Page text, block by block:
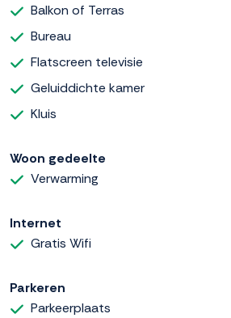
Balkon of Terras
Bureau
Flatscreen televisie
Geluiddichte kamer
Kluis
Woon gedeelte
Verwarming
Internet
Gratis Wifi
Parkeren
Parkeerplaats